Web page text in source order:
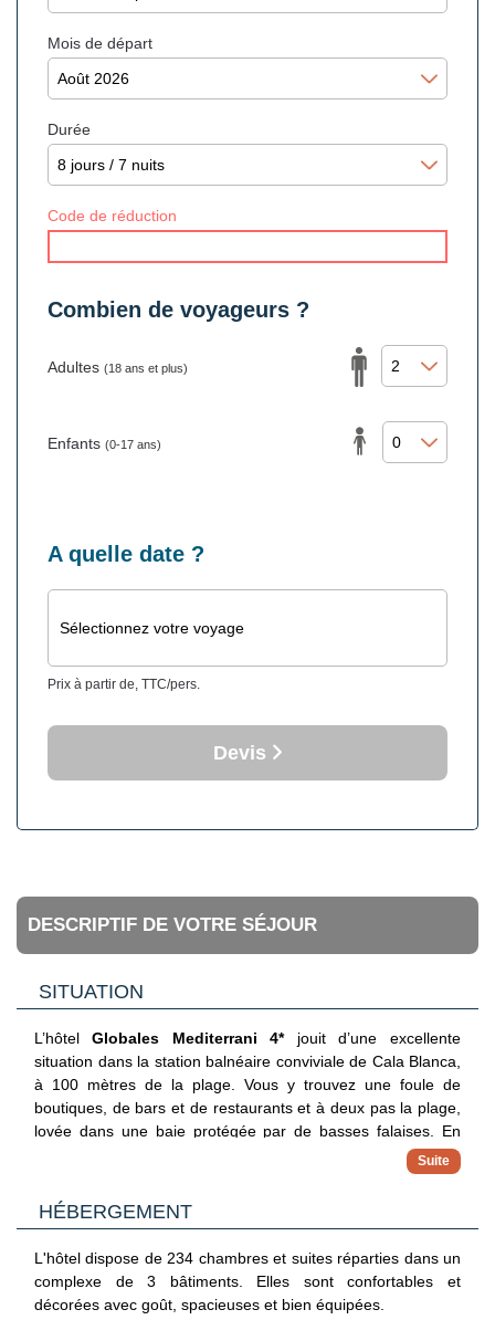
Mois de départ
Durée
Code de réduction
Combien de voyageurs ?
Adultes (18 ans et plus)
Enfants (0-17 ans)
A quelle date ?
Sélectionnez votre voyage
Prix à partir de, TTC/pers.
Devis
DESCRIPTIF DE VOTRE SÉJOUR
SITUATION
L’hôtel Globales Mediterrani 4*jouit d’une excellente
situation dans la station balnéaire conviviale de Cala Blanca,
à 100 mètres de la plage. Vous y trouvez une foule de
boutiques, de bars et de restaurants et à deux pas la plage,
lovée dans une baie protégée par de basses falaises. En
seulement 15 minutes de bus, vous rejoignez Ciutadella,
l’ancienne capitale caractérisée par ses élégants palais, ses
nombreuses églises, ses musées... L’aéroport se trouve à
environ 50 km.
HÉBERGEMENT
L'hôtel dispose de 234 chambres et suites réparties dans un
complexe de 3 bâtiments. Elles sont confortables et
décorées avec goût, spacieuses et bien équipées.